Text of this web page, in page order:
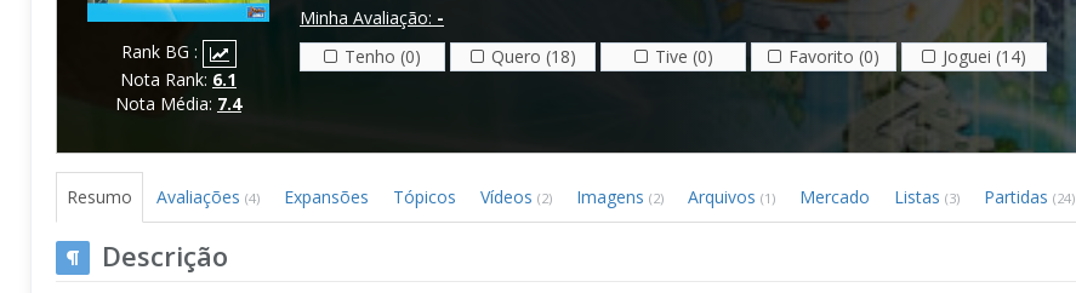
Rank BG :
Nota Rank: 6.1
Nota Média: 7.4
Minha Avaliação: -
Tenho (0)
Quero (18) Tive (0) Favorito (0) Joguei (14)
Resumo Avaliações (4) Expansões Tópicos Vídeos (2) Imagens (2) Arquivos (1) Mercado Listas (3) Partidas (24)
Descrição